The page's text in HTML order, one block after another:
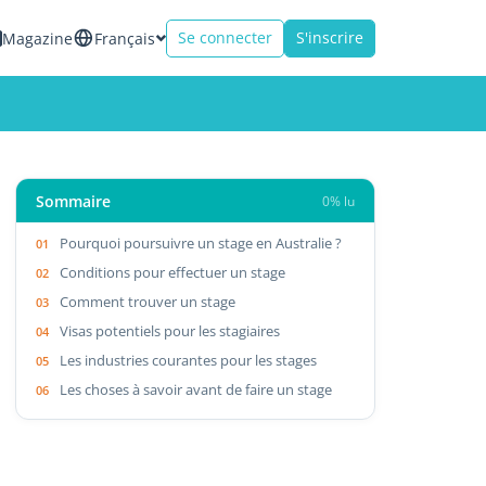
Magazine Français Se connecter S'inscrire
Sommaire 0% lu
Pourquoi poursuivre un stage en Australie ?
Conditions pour effectuer un stage
Comment trouver un stage
Visas potentiels pour les stagiaires
Les industries courantes pour les stages
Les choses à savoir avant de faire un stage